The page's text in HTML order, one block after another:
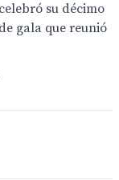
su décimo
gala que reunió